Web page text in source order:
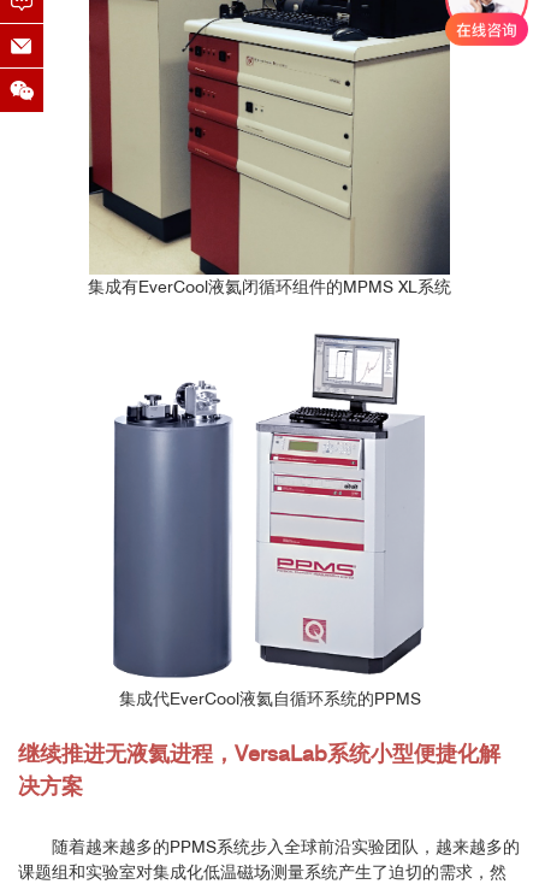
集成有EverCool液氦闭循环组件的MPMS XL系统
集成代EverCool液氦自循环系统的PPMS
继续推进无液氦进程，VersaLab系统小型便捷化解
决方案
随着越来越多的PPMS系统步入全球前沿实验团队，越来越多的
课题组和实验室对集成化低温磁场测量系统产生了迫切的需求，然